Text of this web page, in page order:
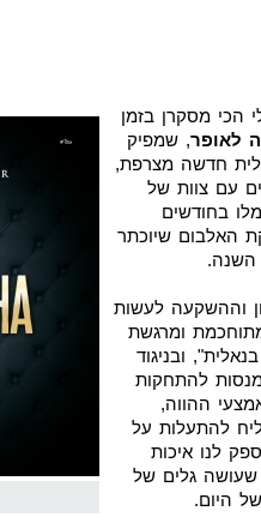
הכי מסקרן בזמן
לאופר, שמפיק
חדשה מצרפת,
עם צוות של
בחודשים
האלבום שיוכתר
השנה.
וההשקעה לעשות
ומרגשת
ובניגוד
להתחקות
ההווה,
להתעלות על
לנו איכות
גלים של
היום.